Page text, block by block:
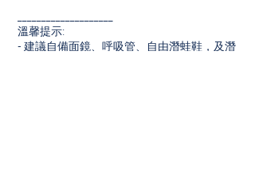
溫馨提示:
- 建議自備面鏡、呼吸管、自由潛蛙鞋，及潛